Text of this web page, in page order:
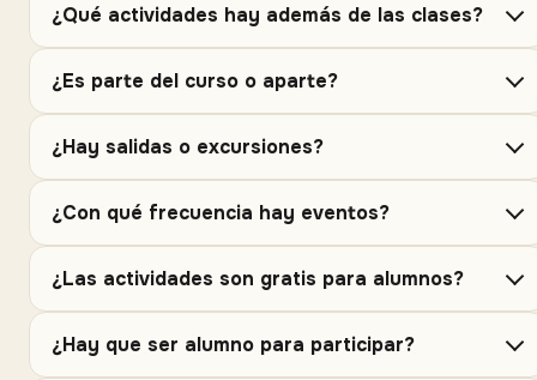
¿Qué actividades hay además de las clases?
¿Es parte del curso o aparte?
¿Hay salidas o excursiones?
¿Con qué frecuencia hay eventos?
¿Las actividades son gratis para alumnos?
¿Hay que ser alumno para participar?